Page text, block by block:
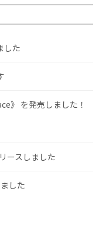
した
》 を発売しました！
ースしました
した